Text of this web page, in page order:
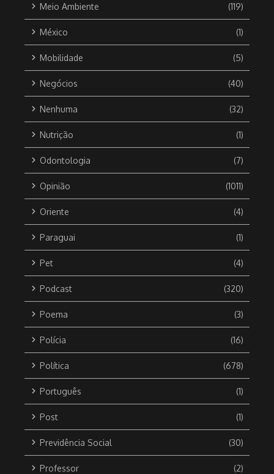
Meio Ambiente (119)
México (1)
Mobilidade (5)
Negócios (40)
Nenhuma (32)
Nutrição (1)
Odontologia (7)
Opinião (1011)
Oriente (4)
Paraguai (1)
Pet (4)
Podcast (320)
Poema (3)
Polícia (16)
Política (678)
Português (1)
Post (1)
Previdência Social (30)
Professor (2)